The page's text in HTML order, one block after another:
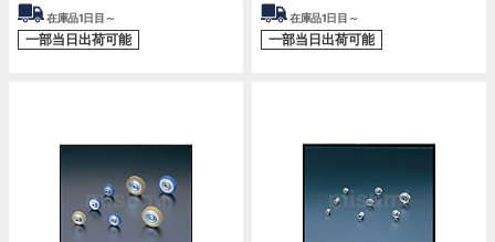
在庫品1日目～
一部当日出荷可能
在庫品1日目～
一部当日出荷可能